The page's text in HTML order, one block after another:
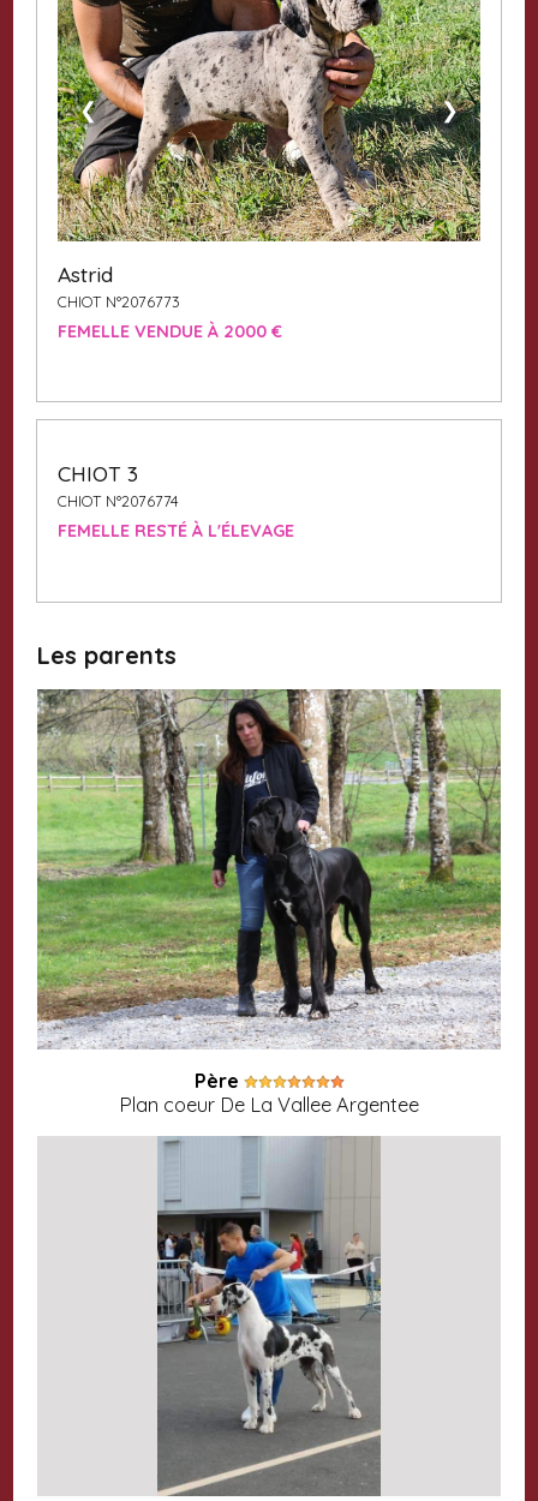
❮ ❯
Astrid
CHIOT N°2076773
FEMELLE VENDUE À 2000 €
CHIOT 3
CHIOT N°2076774
FEMELLE RESTÉ À L'ÉLEVAGE
Les parents
Père
Plan coeur De La Vallee Argentee